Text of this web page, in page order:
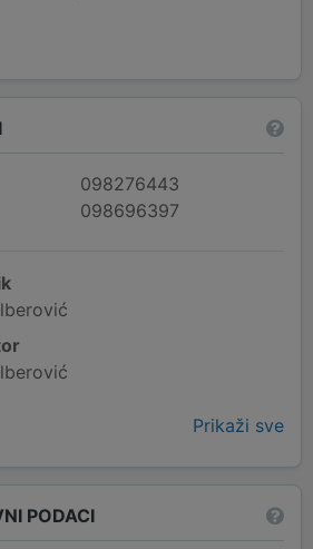
098276443
098696397
Prikaži sve
PODACI